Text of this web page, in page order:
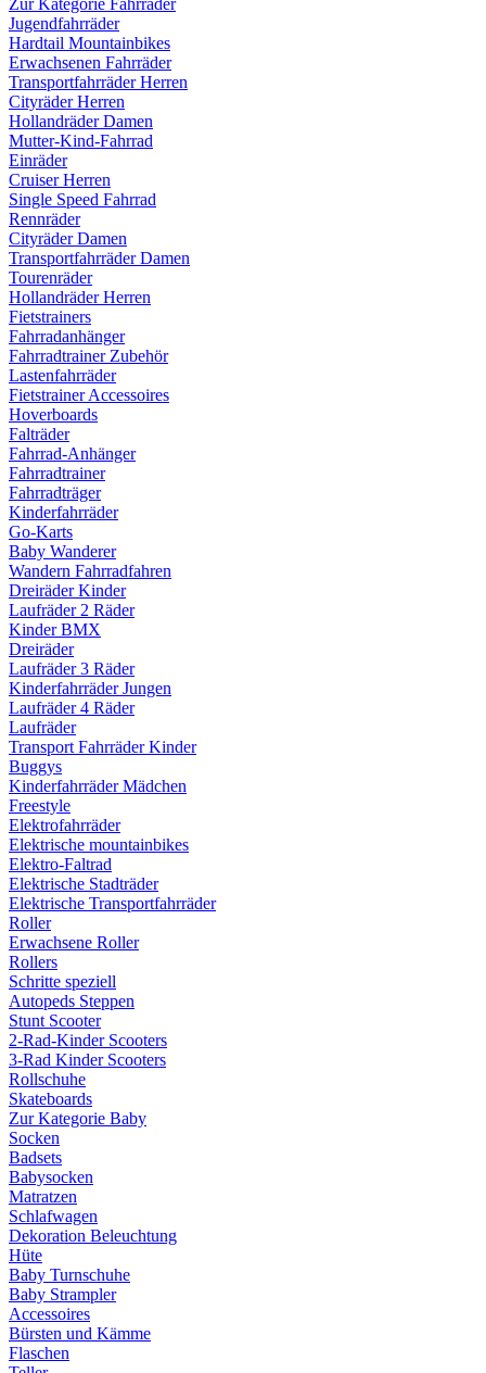
Zur Kategorie Fahrräder
Jugendfahrräder
Hardtail Mountainbikes
Erwachsenen Fahrräder
Transportfahrräder Herren
Cityräder Herren
Hollandräder Damen
Mutter-Kind-Fahrrad
Einräder
Cruiser Herren
Single Speed Fahrrad
Rennräder
Cityräder Damen
Transportfahrräder Damen
Tourenräder
Hollandräder Herren
Fietstrainers
Fahrradanhänger
Fahrradtrainer Zubehör
Lastenfahrräder
Fietstrainer Accessoires
Hoverboards
Falträder
Fahrrad-Anhänger
Fahrradtrainer
Fahrradträger
Kinderfahrräder
Go-Karts
Baby Wanderer
Wandern Fahrradfahren
Dreiräder Kinder
Laufräder 2 Räder
Kinder BMX
Dreiräder
Laufräder 3 Räder
Kinderfahrräder Jungen
Laufräder 4 Räder
Laufräder
Transport Fahrräder Kinder
Buggys
Kinderfahrräder Mädchen
Freestyle
Elektrofahrräder
Elektrische mountainbikes
Elektro-Faltrad
Elektrische Stadträder
Elektrische Transportfahrräder
Roller
Erwachsene Roller
Rollers
Schritte speziell
Autopeds Steppen
Stunt Scooter
2-Rad-Kinder Scooters
3-Rad Kinder Scooters
Rollschuhe
Skateboards
Zur Kategorie Baby
Socken
Badsets
Babysocken
Matratzen
Schlafwagen
Dekoration Beleuchtung
Hüte
Baby Turnschuhe
Baby Strampler
Accessoires
Bürsten und Kämme
Flaschen